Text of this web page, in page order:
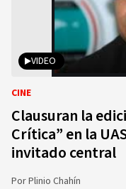
VIDEO
CINE
Clausuran la
Crítica” en la
invitado central
PorPlinio Chahín